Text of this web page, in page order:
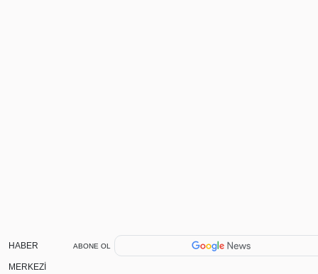
HABER
MERKEZİ
ABONE OL